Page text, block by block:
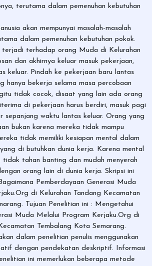
terutama dalam pemenuhan kebutuhan
akan mempunyai masalah-masalah
dalam pemenuhan kebutuhan pokok.
terjadi terhadap orang Muda di Kelurahan
dan akhirnya keluar masuk pekerjaan,
keluar. Pindah ke pekerjaan baru lantas
hanya bekerja selama masa percobaan
tidak cocok, disaat yang lain ada orang
di pekerjaan harus berdiri, masuk pagi
sepanjang waktu lantas keluar. Orang yang
bukan karena mereka tidak mampu
tidak memiliki kesiapan mental dalam
di butuhkan dunia kerja. Karena mental
tidak tahan banting dan mudah menyerah
orang lain di dunia kerja. Skripsi ini
Pemberdayaan Generasi Muda
di Kelurahan Tandang Kecamatan
Tujuan Penelitian ini : Mengetahui
Muda Melalui Program Kerjaku.Org di
Tembalang Kota Semarang.
dalam penelitian penulis menggunakan
dengan pendekatan deskriptif. Informasi
ini memerlukan beberapa metode